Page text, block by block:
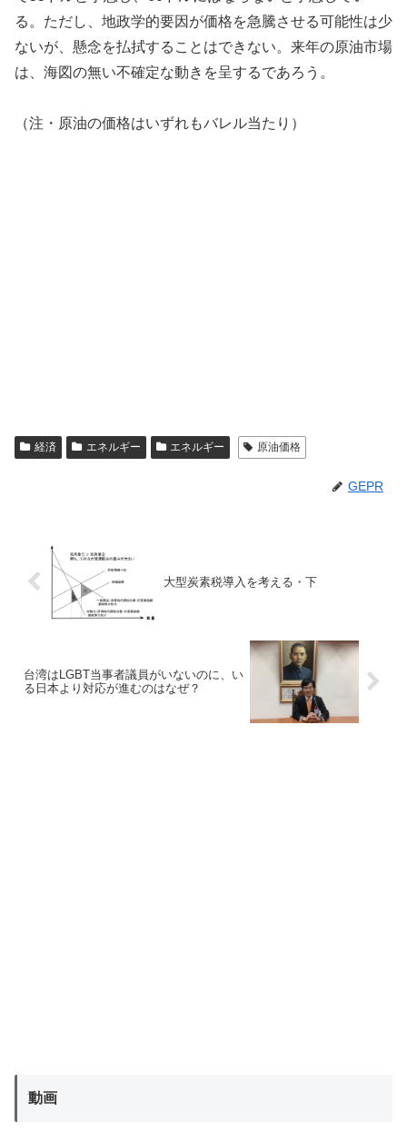
る。ただし、地政学的要因が価格を急騰させる可能性は少
ないが、懸念を払拭することはできない。来年の原油市場
は、海図の無い不確定な動きを呈するであろう。
（注・原油の価格はいずれもバレル当たり）
経済 エネルギー エネルギー 原油価格
GEPR
大型炭素税導入を考える・下
台湾はLGBT当事者議員がいないのに、い
る日本より対応が進むのはなぜ？
動画